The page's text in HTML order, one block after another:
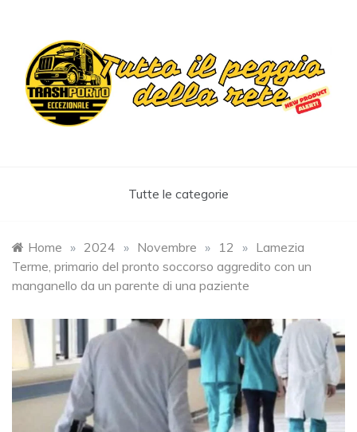
content
Tutte le categorie
Home » 2024 » Novembre » 12 » Lamezia
Terme, primario del pronto soccorso aggredito con un
manganello da un parente di una paziente